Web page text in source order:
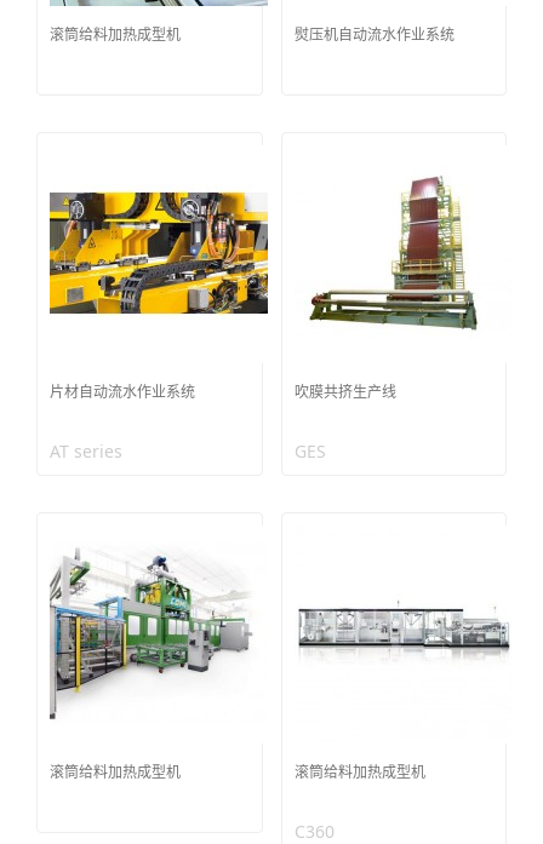
滚筒给料加热成型机 熨压机自动流水作业系统
片材自动流水作业系统
AT series
吹膜共挤生产线
GES
滚筒给料加热成型机 滚筒给料加热成型机
C360